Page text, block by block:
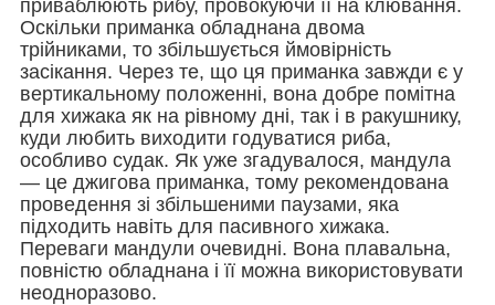
приваблюють рибу, провокуючи її на клювання.
Оскільки приманка обладнана двома
трійниками, то збільшується ймовірність
засікання. Через те, що ця приманка завжди є у
вертикальному положенні, вона добре помітна
для хижака як на рівному дні, так і в ракушнику,
куди любить виходити годуватися риба,
особливо судак. Як уже згадувалося, мандула
— це джигова приманка, тому рекомендована
проведення зі збільшеними паузами, яка
підходить навіть для пасивного хижака.
Переваги мандули очевидні. Вона плавальна,
повністю обладнана і її можна використовувати
неодноразово.